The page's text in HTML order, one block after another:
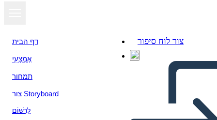
דף הבית
אֶמְצָעִי
תמחור
צור Storyboard
לִרְשׁוֹם
צור לוח סיפור